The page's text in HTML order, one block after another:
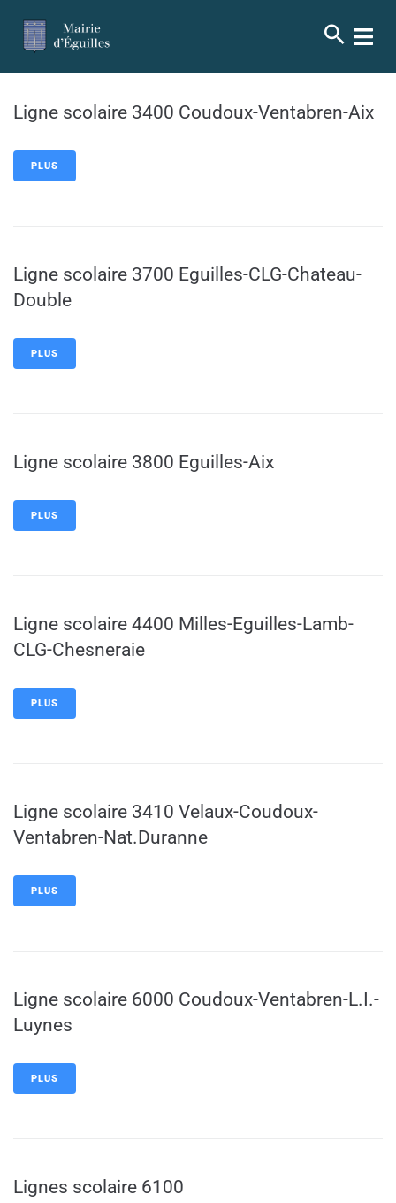
principal
Ligne scolaire 3400 Coudoux-Ventabren-Aix
PLUS
Ligne scolaire 3700 Eguilles-CLG-Chateau-
Double
PLUS
Ligne scolaire 3800 Eguilles-Aix
PLUS
Ligne scolaire 4400 Milles-Eguilles-Lamb-
CLG-Chesneraie
PLUS
Ligne scolaire 3410 Velaux-Coudoux-
Ventabren-Nat.Duranne
PLUS
Ligne scolaire 6000 Coudoux-Ventabren-L.I.-
Luynes
PLUS
Lignes scolaire 6100